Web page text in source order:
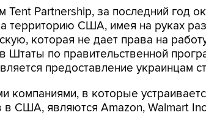
Tent Partnership, за последний год
территорию США, имея на руках
которая не дает права на
Штаты по правительственной
предоставление украинцам
компаниями, в которые
США, являются Amazon, Walmart